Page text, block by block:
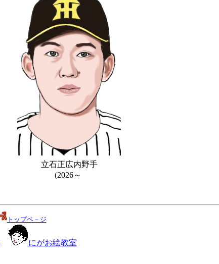
立石正広内野手
(2026～
トップペ－ジ
にがお絵教室